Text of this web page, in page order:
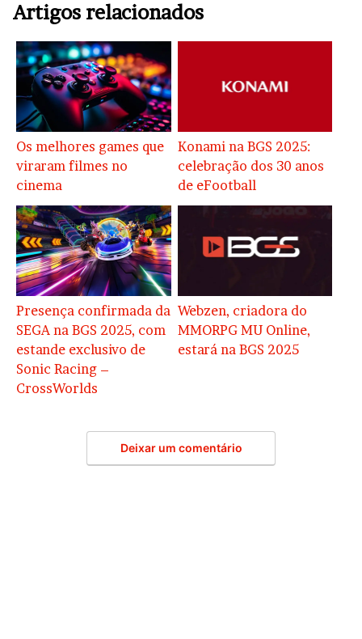
Artigos relacionados
Os melhores games que
viraram filmes no
cinema
Konami na BGS 2025:
celebração dos 30 anos
de eFootball
Presença confirmada da
SEGA na BGS 2025, com
estande exclusivo de
Sonic Racing –
CrossWorlds
Webzen, criadora do
MMORPG MU Online,
estará na BGS 2025
Deixar um comentário